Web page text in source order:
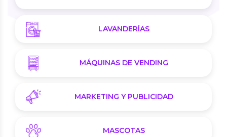
LAVANDERÍAS
MÁQUINAS DE VENDING
MARKETING Y PUBLICIDAD
MASCOTAS